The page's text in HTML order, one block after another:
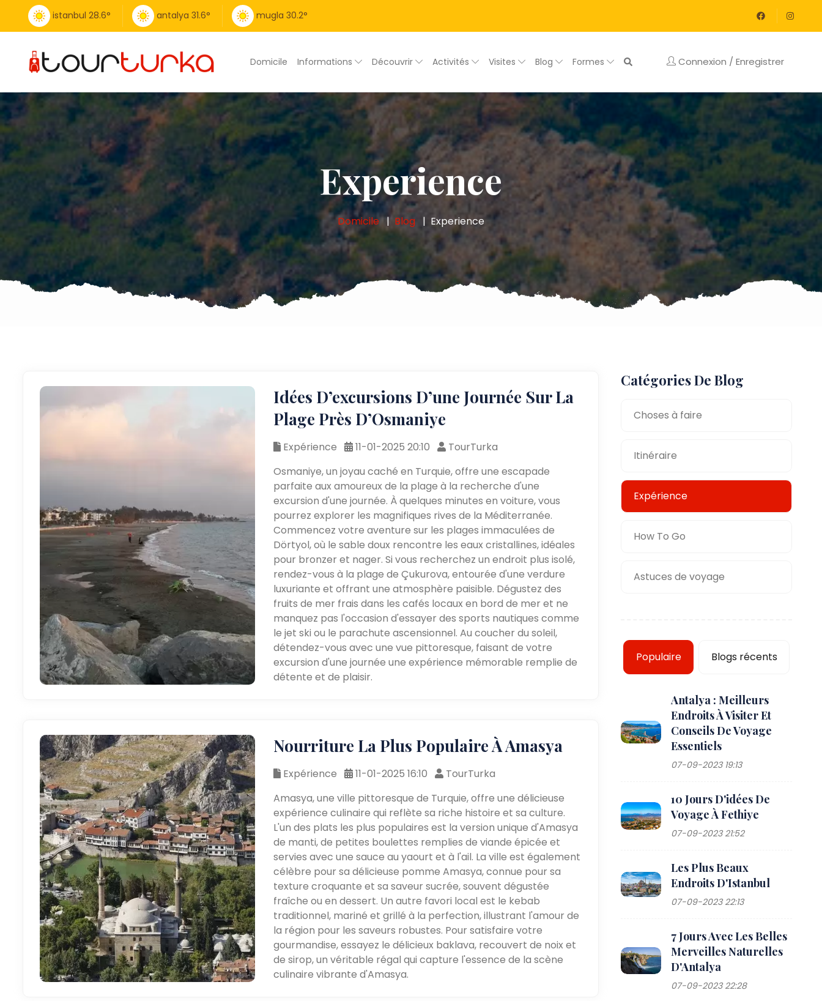
istanbul 28.6° antalya 31.6° mugla 30.2°
Domicile Informations Découvrir Activités Visites Blog Formes Connexion / Enregistrer
Experience
Domicile Blog Experience
Idées D’excursions D’une Journée Sur La
Plage Près D’Osmaniye
Expérience 11-01-2025 20:10
TourTurka
Osmaniye, un joyau caché en Turquie, offre une escapade
parfaite aux amoureux de la plage à la recherche d'une
excursion d'une journée. À quelques minutes en voiture, vous
pourrez explorer les magnifiques rives de la Méditerranée.
Commencez votre aventure sur les plages immaculées de
Dörtyol, où le sable doux rencontre les eaux cristallines, idéales
pour bronzer et nager. Si vous recherchez un endroit plus isolé,
rendez-vous à la plage de Çukurova, entourée d'une verdure
luxuriante et offrant une atmosphère paisible. Dégustez des
fruits de mer frais dans les cafés locaux en bord de mer et ne
manquez pas l'occasion d'essayer des sports nautiques comme
le jet ski ou le parachute ascensionnel. Au coucher du soleil,
détendez-vous avec une vue pittoresque, faisant de votre
excursion d'une journée une expérience mémorable remplie de
détente et de plaisir.
Nourriture La Plus Populaire À Amasya
Expérience 11-01-2025 16:10
TourTurka
Amasya, une ville pittoresque de Turquie, offre une délicieuse
expérience culinaire qui reflète sa riche histoire et sa culture.
L'un des plats les plus populaires est la version unique d'Amasya
de manti, de petites boulettes remplies de viande épicée et
servies avec une sauce au yaourt et à l'ail. La ville est également
célèbre pour sa délicieuse pomme Amasya, connue pour sa
texture croquante et sa saveur sucrée, souvent dégustée
fraîche ou en dessert. Un autre favori local est le kebab
traditionnel, mariné et grillé à la perfection, illustrant l'amour de
la région pour les saveurs robustes. Pour satisfaire votre
gourmandise, essayez le délicieux baklava, recouvert de noix et
de sirop, un véritable régal qui capture l'essence de la scène
culinaire vibrante d'Amasya.
Catégories De Blog
Choses à faire
Itinéraire
Expérience
How To Go
Astuces de voyage
Populaire Blogs récents
Antalya : Meilleurs
Endroits À Visiter Et
Conseils De Voyage
Essentiels
07-09-2023 19:13
10 Jours D'idées De
Voyage À Fethiye
07-09-2023 21:52
Les Plus Beaux
Endroits D'Istanbul
07-09-2023 22:13
7 Jours Avec Les Belles
Merveilles Naturelles
D'Antalya
07-09-2023 22:28